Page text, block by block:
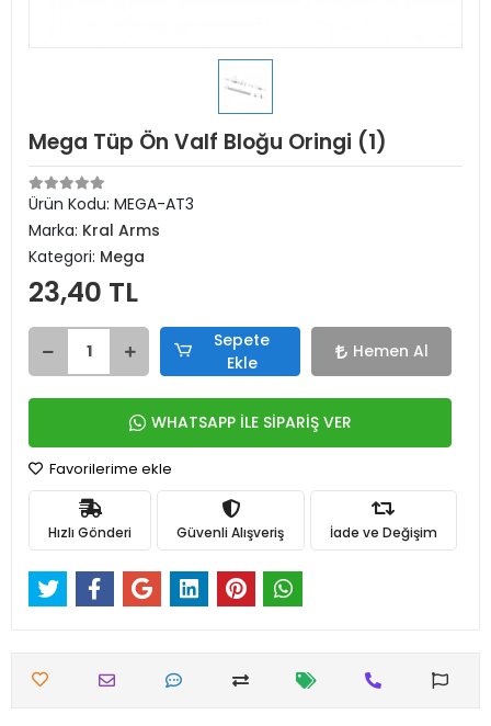
Mega Tüp Ön Valf Bloğu Oringi (1)
Ürün Kodu: MEGA-AT3
Marka: Kral Arms
Kategori: Mega
23,40 TL
Sepete
Ekle
Hemen Al
WHATSAPP İLE SİPARİŞ VER
Favorilerime ekle
Hızlı Gönderi Güvenli Alışveriş İade ve Değişim